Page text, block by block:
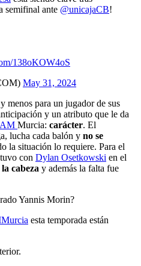
semifinal ante @unicajaCB!
138oKOW4oS
May 31, 2024
menos para un jugador de sus
y un atributo que le da
Murcia: carácter. El
lucha cada balón y no se
la situación lo requiere. Para el
con Dylan Osetkowski en el
cabeza y además la falta fue
Yannis Morin?
esta temporada están